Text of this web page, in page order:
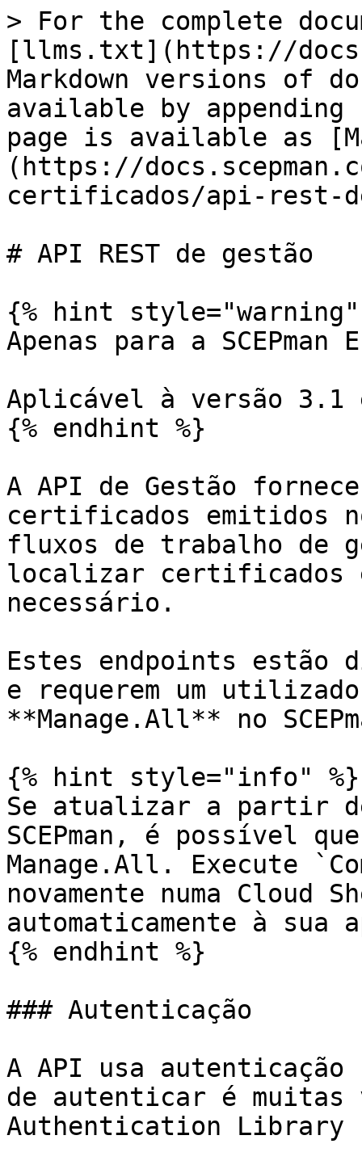
> For the complete
[llms.txt](https://
Markdown versions of
available by
page is available as
(https://
certificados/api-rest-
# API REST de gestão
{% hint style="warning"
Apenas para a
Aplicável à versão 3.1
{% endhint %}
A API de Gestão
certificados emitidos
fluxos de trabalho de
localizar certificados
necessário.
Estes endpoints estão
e requerem um
**Manage.All** no
{% hint style="info" %}
Se atualizar a partir
SCEPman, é possível
Manage.All. Execute
novamente numa Cloud
automaticamente à sua
{% endhint %}
### Autenticação
A API usa
de autenticar é muitas
Authentication Library